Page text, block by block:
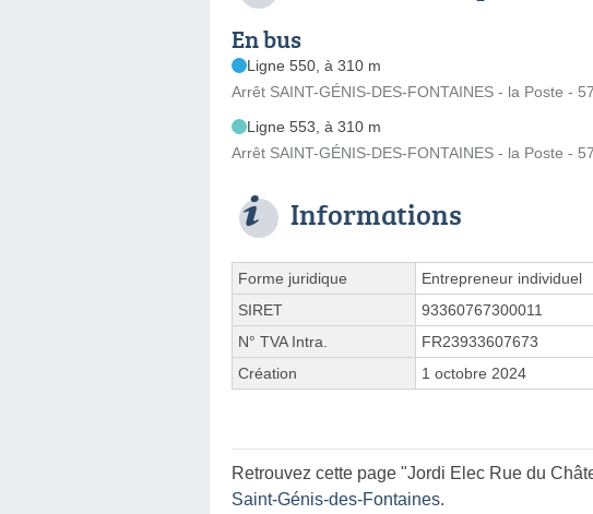
En bus
Ligne 550, à 310 m
Arrêt SAINT-GÉNIS-DES-FONTAINES - la Poste -
Ligne 553, à 310 m
Arrêt SAINT-GÉNIS-DES-FONTAINES - la Poste -
Informations
Forme juridique
Entrepreneur individuel
SIRET
93360767300011
N° TVA Intra.
FR23933607673
Création
1 octobre 2024
Retrouvez cette page "Jordi Elec Rue du
Saint-Génis-des-Fontaines.